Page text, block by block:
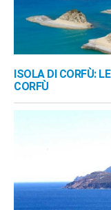
ISOLA DI CORFÙ:
CORFÙ